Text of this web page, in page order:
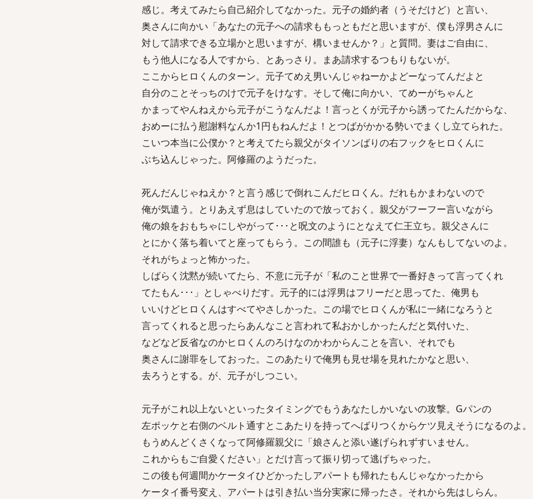
感じ。考えてみたら自己紹介してなかった。元子の婚約者（うそだけど）と言い、
奥さんに向かい「あなたの元子への請求ももっともだと思いますが、僕も浮男さんに
対して請求できる立場かと思いますが、構いませんか？」と質問。妻はご自由に、
もう他人になる人ですから、とあっさり。まあ請求するつもりもないが。
ここからヒロくんのターン。元子てめえ男いんじゃねーかよどーなってんだよと
自分のことそっちのけで元子をけなす。そして俺に向かい、てめーがちゃんと
かまってやんねえから元子がこうなんだよ！言っとくが元子から誘ってたんだからな、
おめーに払う慰謝料なんか1円もねんだよ！とつばがかかる勢いでまくし立てられた。
こいつ本当に公僕か？と考えてたら親父がタイソンばりの右フックをヒロくんに
ぶち込んじゃった。阿修羅のようだった。
死んだんじゃねえか？と言う感じで倒れこんだヒロくん。だれもかまわないので
俺が気遣う。とりあえず息はしていたので放っておく。親父がフーフー言いながら
俺の娘をおもちゃにしやがって･･･と呪文のようにとなえて仁王立ち。親父さんに
とにかく落ち着いてと座ってもらう。この間誰も（元子に浮妻）なんもしてないのよ。
それがちょっと怖かった。
しばらく沈黙が続いてたら、不意に元子が「私のこと世界で一番好きって言ってくれ
てたもん･･･」としゃべりだす。元子的には浮男はフリーだと思ってた、俺男も
いいけどヒロくんはすべてやさしかった。この場でヒロくんが私に一緒になろうと
言ってくれると思ったらあんなこと言われて私おかしかったんだと気付いた、
などなど反省なのかヒロくんのろけなのかわからんことを言い、それでも
奥さんに謝罪をしておった。このあたりで俺男も見せ場を見れたかなと思い、
去ろうとする。が、元子がしつこい。
元子がこれ以上ないといったタイミングでもうあなたしかいないの攻撃。Gパンの
左ポッケと右側のベルト通すとこあたりを持ってへばりつくからケツ見えそうになるのよ。
もうめんどくさくなって阿修羅親父に「娘さんと添い遂げられずすいません。
これからもご自愛ください」とだけ言って振り切って逃げちゃった。
この後も何週間かケータイひどかったしアパートも帰れたもんじゃなかったから
ケータイ番号変え、アパートは引き払い当分実家に帰ったさ。それから先はしらん。